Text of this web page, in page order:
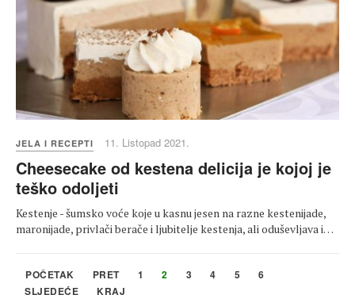
JELA I RECEPTI 11. Listopad 2021.
Cheesecake od kestena delicija je kojoj je
teško odoljeti
Kestenje - šumsko voće koje u kasnu jesen na razne kestenijade,
maronijade, privlači berače i ljubitelje kestenja, ali oduševljava i…
POČETAK PRET 1 2 3 4 5
6
SLJEDEĆE
KRAJ